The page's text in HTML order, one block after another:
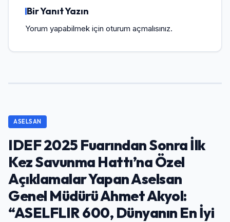
Bir Yanıt Yazın
Yorum yapabilmek için oturum açmalısınız.
ASELSAN
IDEF 2025 Fuarından Sonra İlk
Kez Savunma Hattı’na Özel
Açıklamalar Yapan Aselsan
Genel Müdürü Ahmet Akyol:
“ASELFLIR 600, Dünyanın En İyi